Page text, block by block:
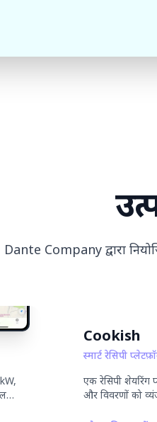
Dante Company द्वारा
Cookish
स्मार्ट रेसिपी
एक रेसिपी शेयरिंग
और विवरणों को